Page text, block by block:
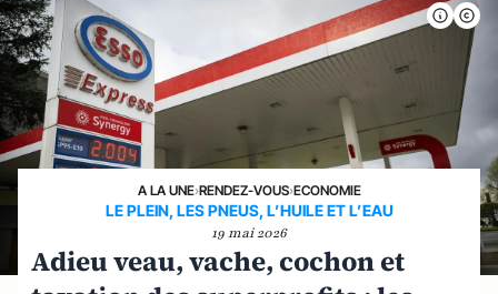
A LA UNE›RENDEZ-VOUS›ECONOMIE
LE PLEIN, LES PNEUS, L’HUILE ET L’EAU
19 mai 2026
Adieu veau, vache, cochon et